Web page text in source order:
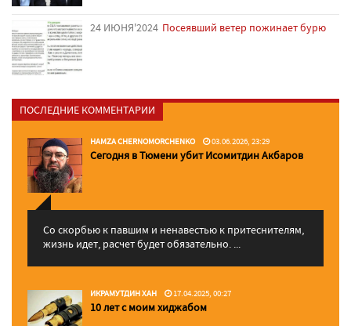
24 ИЮНЯ'2024 Посеявший ветер пожинает бурю
ПОСЛЕДНИЕ КОММЕНТАРИИ
HAMZA CHERNOMORCHENKO 03.06.2026, 23:29
Сегодня в Тюмени убит Исомитдин Акбаров
Со скорбью к павшим и ненавестью к притеснителям,
жизнь идет, расчет будет обязательно. ...
ИКРАМУТДИН ХАН 17.04.2025, 00:27
10 лет с моим хиджабом